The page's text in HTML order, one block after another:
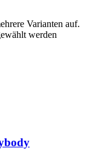
Varianten auf.
werden